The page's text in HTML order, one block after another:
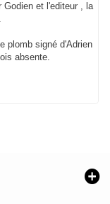
Godien et l'editeur , la
plomb signé d'Adrien
absente.